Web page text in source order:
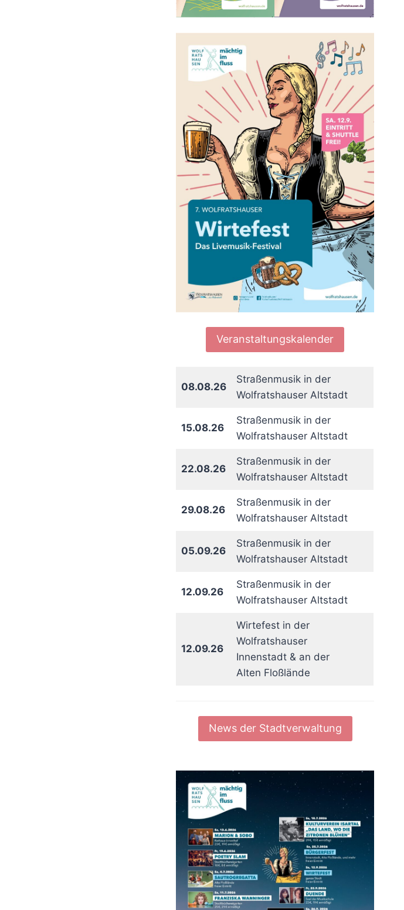
Veranstaltungskalender
08.08.26
Straßenmusik in der
Wolfratshauser Altstadt
15.08.26
Straßenmusik in der
Wolfratshauser Altstadt
22.08.26
Straßenmusik in der
Wolfratshauser Altstadt
29.08.26
Straßenmusik in der
Wolfratshauser Altstadt
05.09.26
Straßenmusik in der
Wolfratshauser Altstadt
12.09.26
Straßenmusik in der
Wolfratshauser Altstadt
12.09.26
Wirtefest in der
Wolfratshauser
Innenstadt & an der
Alten Floßlände
News der Stadtverwaltung